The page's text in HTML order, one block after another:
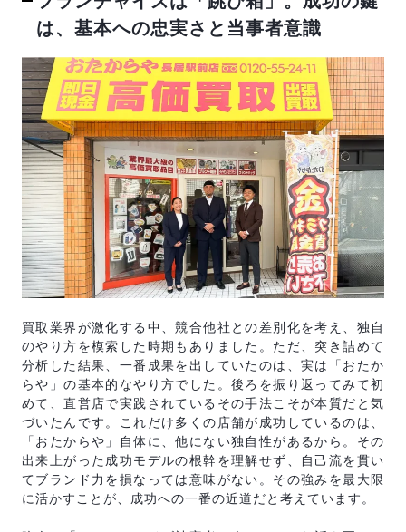
は、基本への忠実さと当事者意識
買取業界が激化する中、競合他社との差別化を考え、独自
のやり方を模索した時期もありました。ただ、突き詰めて
分析した結果、一番成果を出していたのは、実は「おたか
らや」の基本的なやり方でした。後ろを振り返ってみて初
めて、直営店で実践されているその手法こそが本質だと気
づいたんです。これだけ多くの店舗が成功しているのは、
「おたからや」自体に、他にない独自性があるから。その
出来上がった成功モデルの根幹を理解せず、自己流を貫い
てブランド力を損なっては意味がない。その強みを最大限
に活かすことが、成功への一番の近道だと考えています。